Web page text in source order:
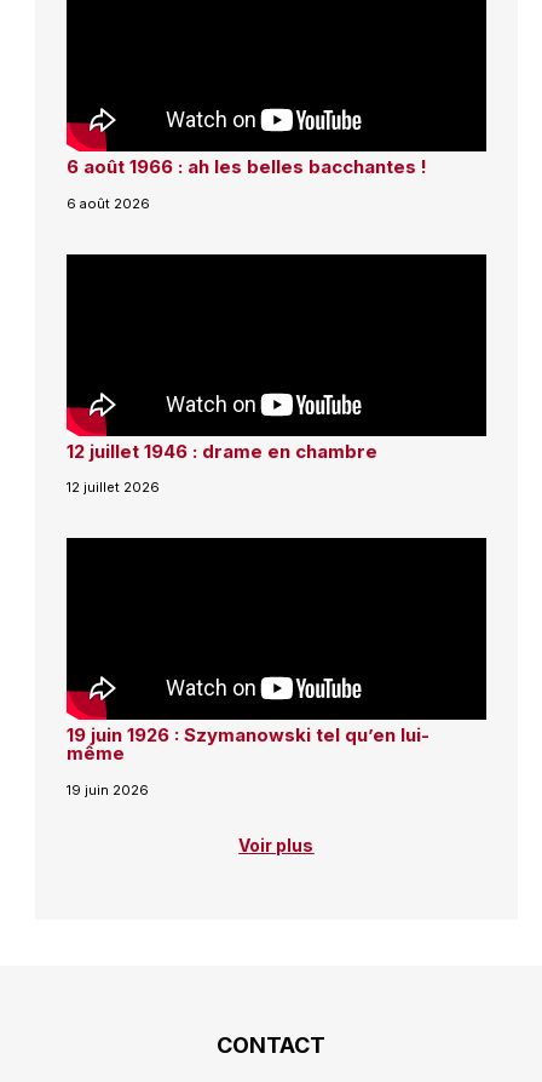
6 août 1966 : ah les belles bacchantes !
6 août 2026
12 juillet 1946 : drame en chambre
12 juillet 2026
19 juin 1926 : Szymanowski tel qu’en lui-
même
19 juin 2026
Voir plus
CONTACT